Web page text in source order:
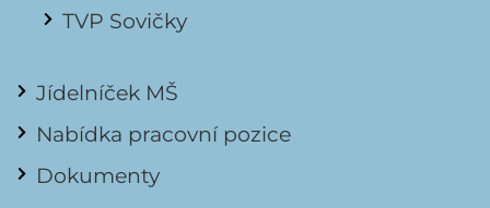
TVP Sovičky
Jídelníček MŠ
Nabídka pracovní pozice
Dokumenty